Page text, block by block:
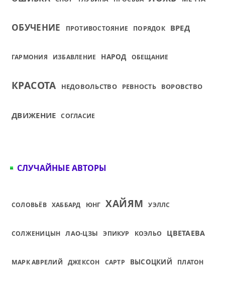
ОБУЧЕНИЕ ПРОТИВОСТОЯНИЕ ПОРЯДОК ВРЕД
ГАРМОНИЯ ИЗБАВЛЕНИЕ НАРОД ОБЕЩАНИЕ
КРАСОТА НЕДОВОЛЬСТВО РЕВНОСТЬ ВОРОВСТВО
ДВИЖЕНИЕ СОГЛАСИЕ
СЛУЧАЙНЫЕ АВТОРЫ
СОЛОВЬЁВ ХАББАРД ЮНГ ХАЙЯМ УЭЛЛС
СОЛЖЕНИЦЫН ЛАО-ЦЗЫ ЭПИКУР КОЭЛЬО ЦВЕТАЕВА
МАРК АВРЕЛИЙ ДЖЕКСОН САРТР ВЫСОЦКИЙ ПЛАТОН